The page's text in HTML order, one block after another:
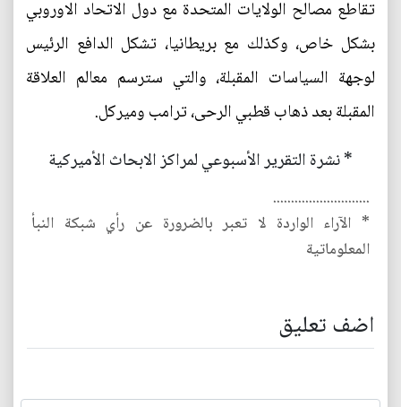
تقاطع مصالح الولايات المتحدة مع دول الاتحاد الاوروبي
بشكل خاص، وكذلك مع بريطانيا، تشكل الدافع الرئيس
لوجهة السياسات المقبلة، والتي سترسم معالم العلاقة
المقبلة بعد ذهاب قطبي الرحى، ترامب وميركل.
* نشرة التقرير الأسبوعي لمراكز الابحاث الأميركية
...........................
* الآراء الواردة لا تعبر بالضرورة عن رأي شبكة النبأ
المعلوماتية
اضف تعليق